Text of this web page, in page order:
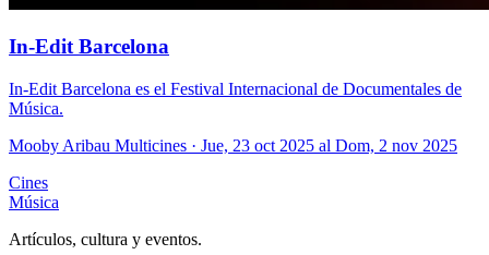
In-Edit Barcelona
In-Edit Barcelona es el Festival Internacional de Documentales de
Música.
Mooby Aribau Multicines · Jue, 23 oct 2025 al Dom, 2 nov 2025
Cines
Música
Artículos, cultura y eventos.